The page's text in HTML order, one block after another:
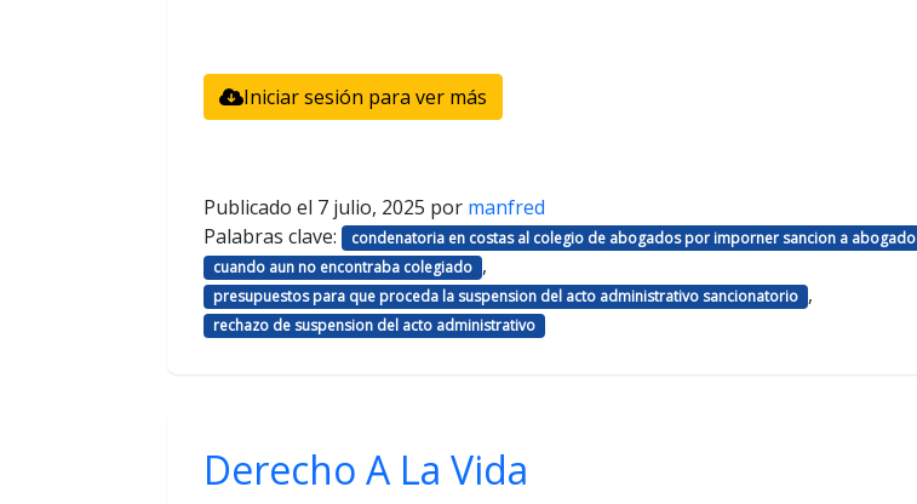
Iniciar sesión para ver más
Publicado el 7 julio, 2025 por manfred
Palabras clave:
condenatoria en costas al colegio de abogados por imporner sancion a abogado
cuando aun no encontraba colegiado ,
presupuestos para que proceda la suspension del acto administrativo sancionatorio ,
rechazo de suspension del acto administrativo
Derecho A La Vida